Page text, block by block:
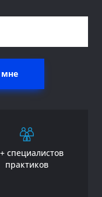
мне
специалистов
практиков